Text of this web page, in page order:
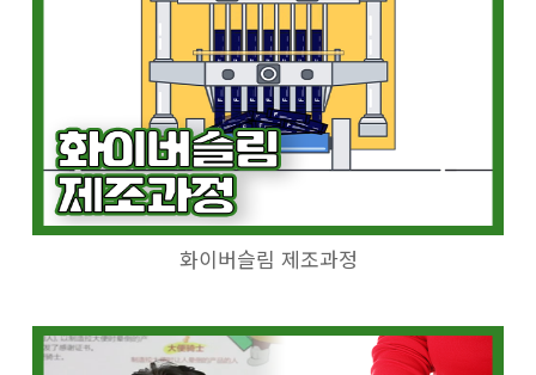
화이버슬림 제조과정